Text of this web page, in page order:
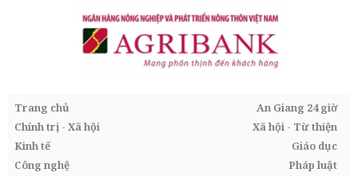
Trang chủ
An Giang 24 giờ
Chính trị - Xã hội
Xã hội - Từ thiện
Kinh tế
Giáo dục
Công nghệ
Pháp luật